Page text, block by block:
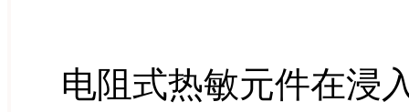
电阻式热敏元件在浸